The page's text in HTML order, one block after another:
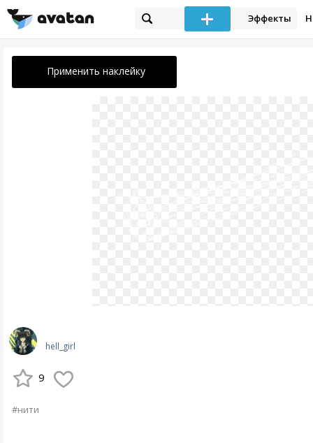
Эффекты
Применить наклейку
hell_girl
9
#нити